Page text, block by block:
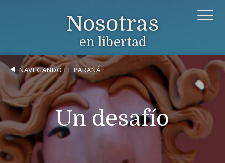
Nosotras
en libertad
NAVEGANDO EL PARANÁ
Un desafío